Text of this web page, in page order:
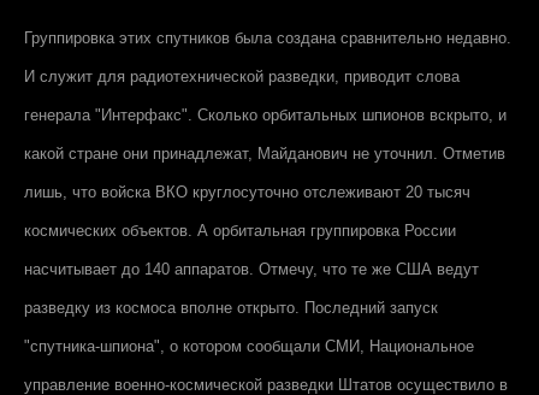
Группировка этих спутников была создана сравнительно недавно.
И служит для радиотехнической разведки, приводит слова
генерала "Интерфакс". Сколько орбитальных шпионов вскрыто, и
какой стране они принадлежат, Майданович не уточнил. Отметив
лишь, что войска ВКО круглосуточно отслеживают 20 тысяч
космических объектов. А орбитальная группировка России
насчитывает до 140 аппаратов. Отмечу, что те же США ведут
разведку из космоса вполне открыто. Последний запуск
"спутника-шпиона", о котором сообщали СМИ, Национальное
управление военно-космической разведки Штатов осуществило в